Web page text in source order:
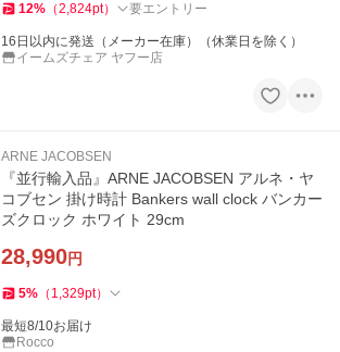
12% （2,824pt） 要エントリー
16日以内に発送（メーカー在庫）（休業日を除く）
イームズチェア ヤフー店
ARNE JACOBSEN
『並行輸入品』ARNE JACOBSEN アルネ・ヤ
コブセン 掛け時計 Bankers wall clock バンカー
ズクロック ホワイト 29cm
28,990円
5% （ 1,329pt）
最短8/10お届け
Rocco